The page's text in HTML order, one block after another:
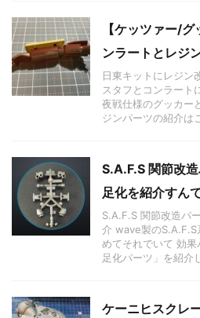
【ケッツァー/
ンラートとレジ
日東キットにレジン
スタフとコンラート
夜戦仕様のグッカ
ジンパーツの紹介
S.A.F.S 関節改
足化を紹介すん
S.A.F.S 関節改造パ
介 wave製のS.A.F.S
めてそれでいて 効果
足化パーツ」を紹介
ケーニヒスクレ